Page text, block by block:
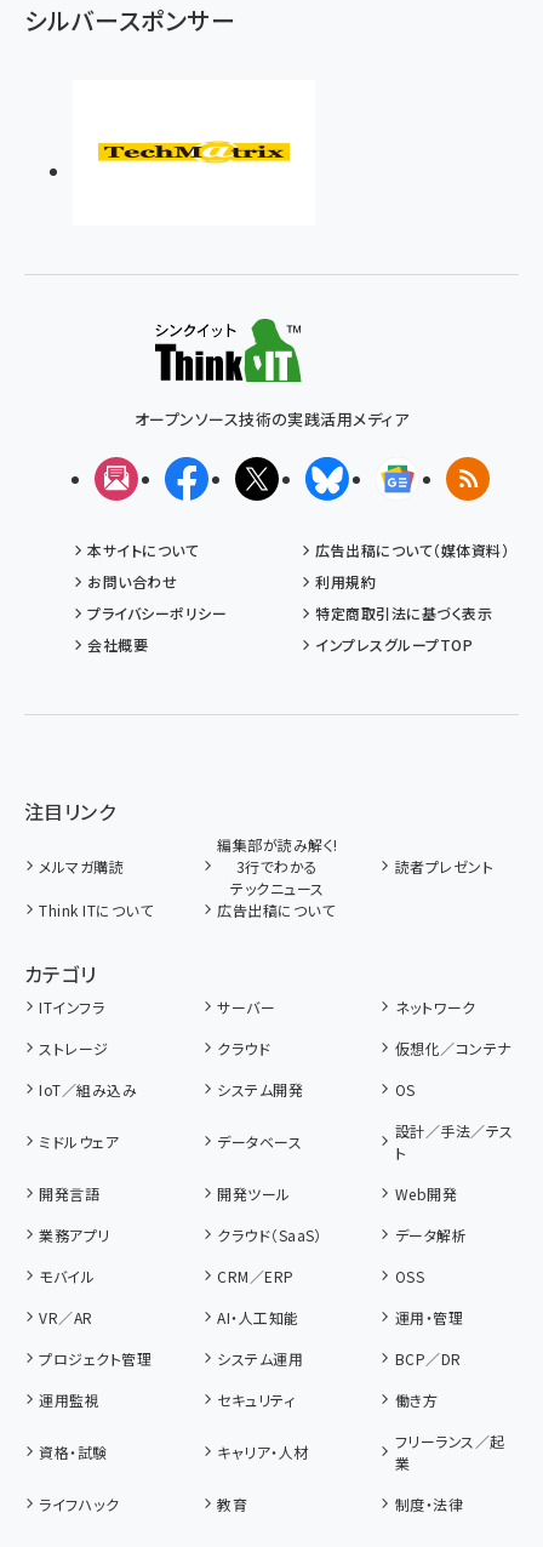
シルバースポンサー
オープンソース技術の実践活用メディア
メルマガFacebookX(エックス)BlueskyGoogleニュ
RSS
本サイトについて
広告出稿について（媒体資料）
お問い合わせ
利用規約
プライバシーポリシー
特定商取引法に基づく表示
会社概要
インプレスグループTOP
注目リンク
メルマガ購読
編集部が読み解く!
3行でわかる
テックニュース
読者プレゼント
Think ITについて 広告出稿について
カテゴリ
ITインフラ サーバー
ネットワーク
ストレージ
クラウド
仮想化／コンテナ
IoT／組み込み
システム開発 OS
ミドルウェア データベース
設計／手法／テス
ト
開発言語
開発ツール
Web開発
業務アプリ
クラウド（SaaS）
データ解析
モバイル
CRM／ERP
OSS
VR／AR
AI・人工知能
運用・管理
プロジェクト管理
システム運用
BCP／DR
運用監視
セキュリティ 働き方
資格・試験 キャリア・人材
フリーランス／起
業
ライフハック
教育 制度・法律